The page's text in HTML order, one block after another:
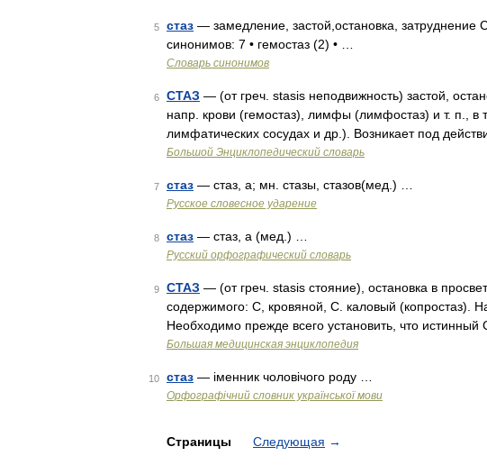
5 стаз — замедление, застой,остановка, затруднение
синонимов: 7 • гемостаз (2) • …
Словарь синонимов
6 СТАЗ — (от греч. stasis неподвижность) застой,
напр. крови (гемостаз), лимфы (лимфостаз) и т. п., в
лимфатических сосудах и др.). Возникает под
Большой Энциклопедический словарь
7 стаз — стаз, а; мн. стазы, стазов(мед.) …
Русское словесное ударение
8 стаз — стаз, а (мед.) …
Русский орфографический словарь
9 СТАЗ — (от греч. stasis стояние), остановка в
содержимого: С, кровяной, С. каловый (копростаз).
Необходимо прежде всего установить, что истинный
Большая медицинская энциклопедия
10 стаз — іменник чоловічого роду …
Орфографічний словник української мови
Страницы Следующая →